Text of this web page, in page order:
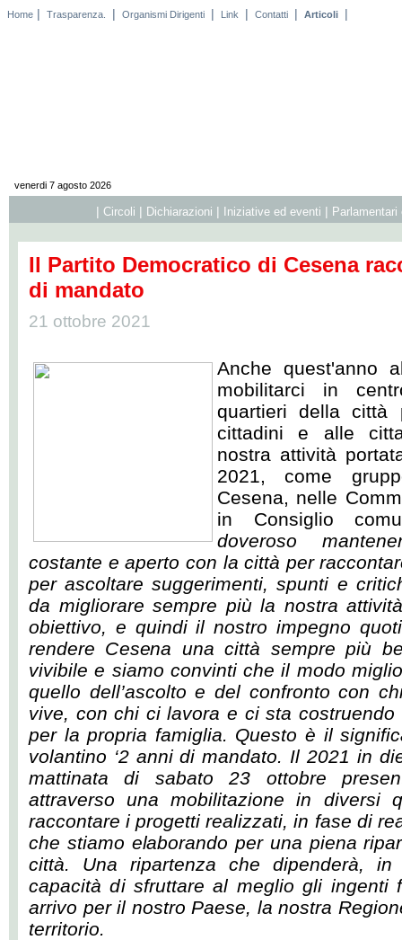
Home | Trasparenza. | Organismi Dirigenti | Link | Contatti | Articoli |
venerdi 7 agosto 2026
| Circoli | Dichiarazioni | Iniziative ed eventi |
Il Partito Democratico di Cesena
di mandato
21 ottobre 2021
Anche quest'anno
mobilitarci in
quartieri della città
cittadini e alle
nostra attività
2021, come
Cesena, nelle
in Consiglio
doveroso
costante e aperto con la città per
per ascoltare suggerimenti, spunti e
da migliorare sempre più la nostra
obiettivo, e quindi il nostro impegno
rendere Cesena una città sempre più
vivibile e siamo convinti che il modo
quello dell’ascolto e del confronto con
vive, con chi ci lavora e ci sta
per la propria famiglia. Questo è il
volantino ‘2 anni di mandato. Il 2021 in
mattinata di sabato 23 ottobre
attraverso una mobilitazione in diversi
raccontare i progetti realizzati, in fase di
che stiamo elaborando per una piena
città. Una ripartenza che dipenderà,
capacità di sfruttare al meglio gli ingenti
arrivo per il nostro Paese, la nostra
territorio.